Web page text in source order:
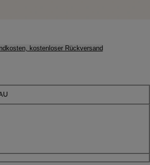
kostenloser Rückversand